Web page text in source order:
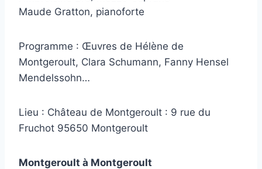
Maude Gratton, pianoforte
Programme : Œuvres de Hélène de
Montgeroult, Clara Schumann, Fanny Hensel
Mendelssohn…
Lieu : Château de Montgeroult : 9 rue du
Fruchot 95650 Montgeroult
Montgeroult à Montgeroult